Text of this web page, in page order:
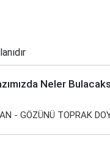
Neler
- GÖZÜNÜ TOPRAK